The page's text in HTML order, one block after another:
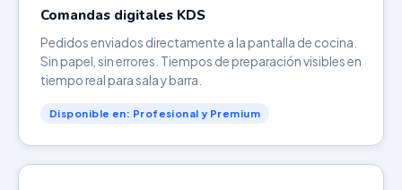
Comandas digitales KDS
Pedidos enviados directamente a la pantalla de cocina.
Sin papel, sin errores. Tiempos de preparación visibles en
tiempo real para sala y barra.
Disponible en: Profesional y Premium